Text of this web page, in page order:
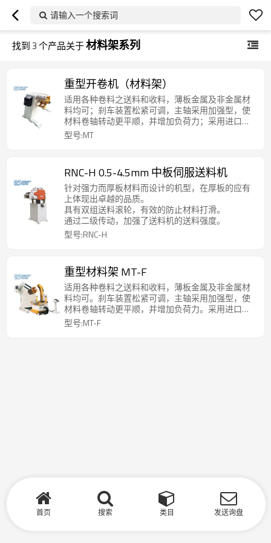
请输入一个搜索词
找到3个产品关于材料架系列
重型开卷机（材料架）
适用各种卷料之送料和收料，薄板金属及非金属材
料均可；刹车装置松紧可调，主轴采用加强型，使
材料卷轴转动更平顺，并增加负荷力；采用进口零
件，故障少，寿命长；扩张方式可选择手动扩张或
油压扩张，可加装压料臂，变频调速，台车等；可
型号:MT
RNC-H 0.5-4.5mm 中板伺服送料机
针对强力而厚板材料而设计的机型，在厚板的应有
上体现出卓越的品质。
具有双组送料滚轮，有效的防止材料打滑。
通过二级传动，加强了送料机的送料强度。
型号:RNC-H
重型材料架 MT-F
适用各种卷料之送料和收料，薄板金属及非金属材
料均可。刹车装置松紧可调，主轴采用加强型，使
材料卷轴转动更平顺，并增加负荷力。采用进口零
件，故障少，寿命长。扩张方式可选择手动扩张或
油压扩张，可加装压料臂，变频调速，台车等。可
型号:MT-F
首页 搜索 类目 发送询盘